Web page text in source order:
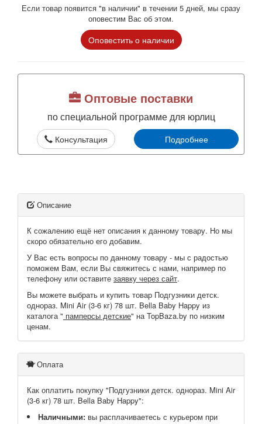
Если товар появится "в наличии" в течении 5 дней, мы сразу
оповестим Вас об этом.
Оповестить о наличии
Оптовые поставки
по специальной программе для юрлиц
Консультация Подробнее
Описание
К сожалению ещё нет описания к данному товару. Но мы
скоро обязательно его добавим.
У Вас есть вопросы по данному товару - мы с радостью
поможем Вам, если Вы свяжитесь с нами, например по
телефону или оставите заявку через сайт.
Вы можете выбрать и купить товар Подгузники детск.
однораз. Mini Air (3-6 кг) 78 шт. Bella Baby Happy из
каталога " памперсы детские" на TopBaza.by по низким
ценам.
Оплата
Как оплатить покупку "Подгузники детск. однораз. Mini Air
(3-6 кг) 78 шт. Bella Baby Happy":
Наличными: вы расплачиваетесь с курьером при